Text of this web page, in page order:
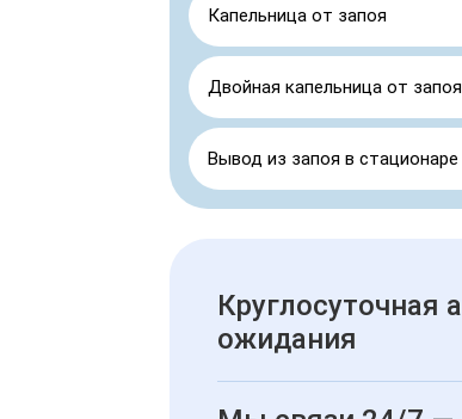
Капельница от запоя
Двойная капельница от запоя
Вывод из запоя в стационаре
Круглосуточная
ожидания